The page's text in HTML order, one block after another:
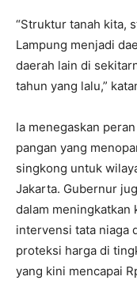
“Struktur tanah kita,
Lampung menjadi
daerah lain di
tahun yang lalu,”
Ia menegaskan
pangan yang
singkong untuk
Jakarta. Gubernur
dalam meningkatkan
intervensi tata niaga
proteksi harga di
yang kini mencapai